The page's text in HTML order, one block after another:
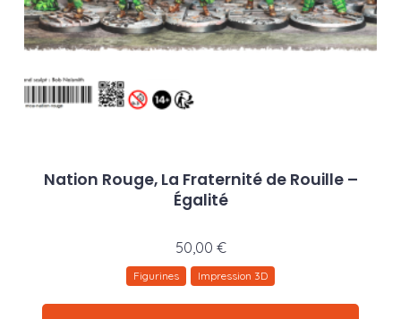
Nation Rouge, La Fraternité de Rouille –
Égalité
50,00 €
Figurines Impression 3D